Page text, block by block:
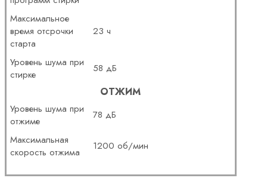
Максимальное
время отсрочки
старта
23 ч
Уровень шума при
стирке
58 дБ
ОТЖИМ
Уровень шума при
отжиме
78 дБ
Максимальная
скорость отжима
1200 об/мин